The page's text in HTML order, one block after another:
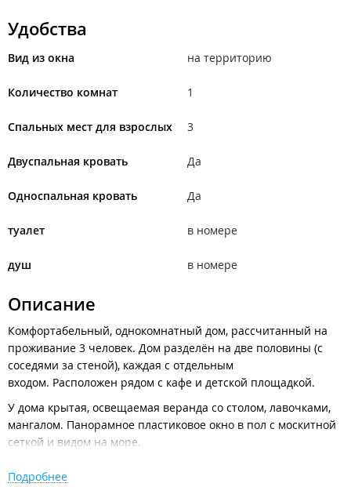
Удобства
Вид из окна на территорию
Количество комнат 1
Спальных мест для взрослых 3
Двуспальная кровать Да
Односпальная кровать Да
туалет в номере
душ в номере
Описание
Комфортабельный, однокомнатный дом, рассчитанный на
проживание 3 человек. Дом разделён на две половины (с
соседями за стеной), каждая с отдельным
входом. Расположен рядом с кафе и детской площадкой.
У дома крытая, освещаемая веранда со столом, лавочками,
мангалом. Панорамное пластиковое окно в пол с москитной
сеткой и видом на море.
Подробнее